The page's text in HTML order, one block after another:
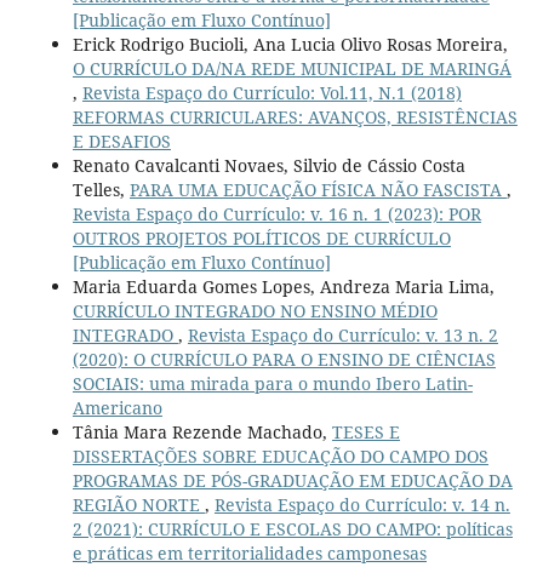
[Publicação em Fluxo Contínuo]
Erick Rodrigo Bucioli, Ana Lucia Olivo Rosas Moreira,
O CURRÍCULO DA/NA REDE MUNICIPAL DE MARINGÁ
, Revista Espaço do Currículo: Vol.11, N.1 (2018)
REFORMAS CURRICULARES: AVANÇOS, RESISTÊNCIAS
E DESAFIOS
Renato Cavalcanti Novaes, Silvio de Cássio Costa
Telles, PARA UMA EDUCAÇÃO FÍSICA NÃO FASCISTA ,
Revista Espaço do Currículo: v. 16 n. 1 (2023): POR
OUTROS PROJETOS POLÍTICOS DE CURRÍCULO
[Publicação em Fluxo Contínuo]
Maria Eduarda Gomes Lopes, Andreza Maria Lima,
CURRÍCULO INTEGRADO NO ENSINO MÉDIO
INTEGRADO , Revista Espaço do Currículo: v. 13 n. 2
(2020): O CURRÍCULO PARA O ENSINO DE CIÊNCIAS
SOCIAIS: uma mirada para o mundo Ibero Latin-
Americano
Tânia Mara Rezende Machado, TESES E
DISSERTAÇÕES SOBRE EDUCAÇÃO DO CAMPO DOS
PROGRAMAS DE PÓS-GRADUAÇÃO EM EDUCAÇÃO DA
REGIÃO NORTE , Revista Espaço do Currículo: v. 14 n.
2 (2021): CURRÍCULO E ESCOLAS DO CAMPO: políticas
e práticas em territorialidades camponesas